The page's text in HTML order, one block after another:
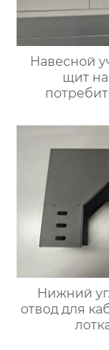
Навесной
щит на
Нижний
отвод для